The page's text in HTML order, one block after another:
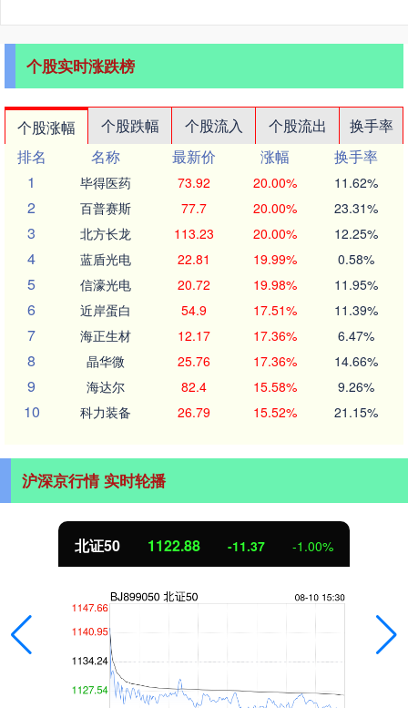
个股实时涨跌榜
个股涨幅 个股跌幅 个股流入 个股流出
换手率
排名
名称 最新价 涨幅
换手率
1
毕得医药 73.92 20.00% 11.62%
2 百普赛斯 77.7 20.00% 23.31%
3 北方长龙 113.23 20.00% 12.25%
4 蓝盾光电 22.81 19.99% 0.58%
5 信濠光电 20.72 19.98% 11.95%
6 近岸蛋白 54.9 17.51% 11.39%
7 海正生材 12.17 17.36% 6.47%
8 晶华微 25.76 17.36% 14.66%
9 海达尔 82.4 15.58% 9.26%
10 科力装备 26.79 15.52% 21.15%
沪深京行情 实时轮播
北证50 1122.88 -11.37 -1.00%